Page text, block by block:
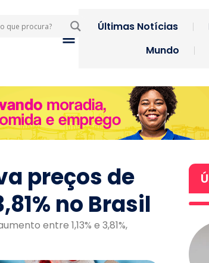
Últimas Notícias
Mundo
preços de
no Brasil
entre 1,13% e 3,81%,